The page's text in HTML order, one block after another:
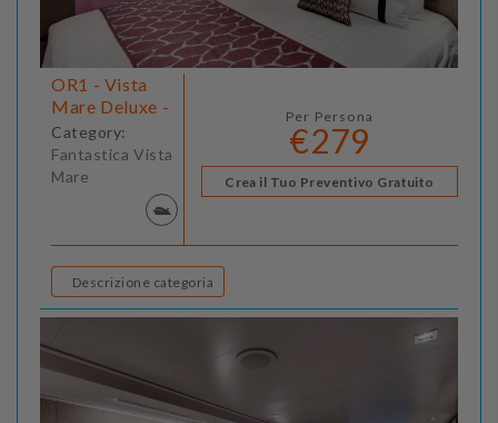
OR1 - Vista
Mare Deluxe -
Category:
Fantastica Vista
Mare
Per Persona
€279
Crea il Tuo Preventivo Gratuito
Descrizione categoria